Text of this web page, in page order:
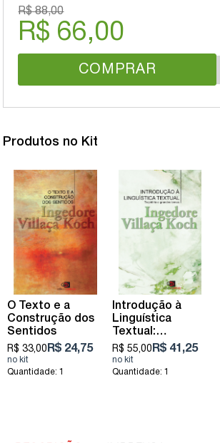
R$ 88,00
R$ 66,00
COMPRAR
Produtos no Kit
O Texto e a
Construção dos
Sentidos
R$ 33,00 R$ 24,75
Quantidade: 1
Introdução à
Linguística
Textual:
trajetória e
grandes temas
R$ 55,00 R$ 41,25
Quantidade: 1